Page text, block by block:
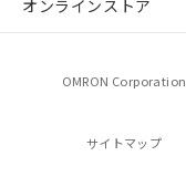
オンラインストア
OMRON Corporation
サイトマップ